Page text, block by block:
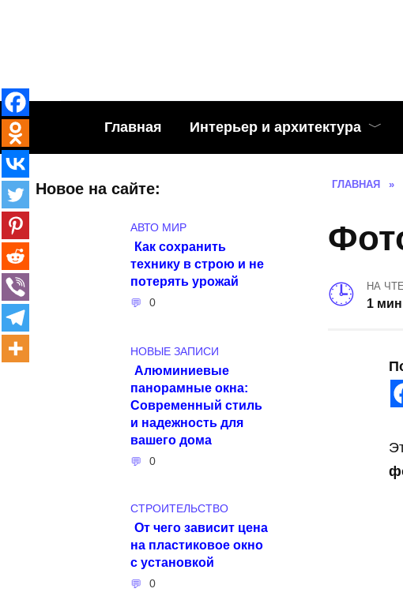
Главная Интерьер и архитектура
ГЛАВНАЯ »
НА
1
Новое на сайте:
АВТО МИР
Как сохранить
технику в строю и не
потерять урожай
0
НОВЫЕ ЗАПИСИ
Алюминиевые
панорамные окна:
Современный стиль
и надежность для
вашего дома
0
СТРОИТЕЛЬСТВО
От чего зависит цена
на пластиковое окно
с установкой
0